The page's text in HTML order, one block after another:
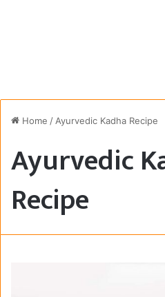
Home / Ayurvedic Kadha Recipe
Ayurvedic
Recipe